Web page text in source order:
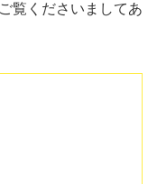
覧くださいましてあ